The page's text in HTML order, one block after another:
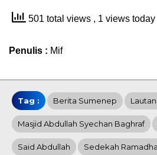
501 total views , 1 views today
Penulis : Mif
Tag : Berita Sumenep
Masjid Abdullah Syechan Baghraf
Said Abdullah Sedekah